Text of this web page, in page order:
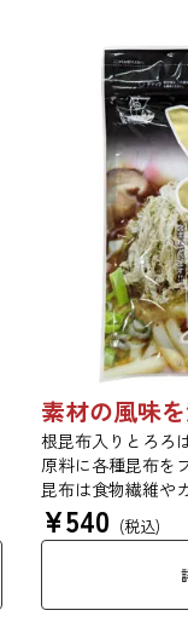
根昆布入りとろろ
原料に各種昆布を
昆布は食物繊維や
ます。薄くふんわ
い物、うどんに入
す。お口の中でと
布入りとろろを是
¥540 (税込)